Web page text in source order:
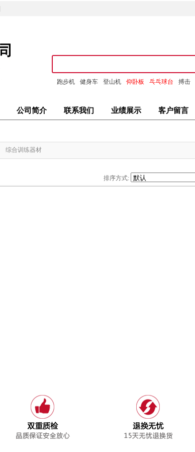
跑步机 健身车 登山机 仰卧板 乓乓球台 搏击
公司简介 联系我们 业绩展示 客户留言
综合训练器材
排序方式: